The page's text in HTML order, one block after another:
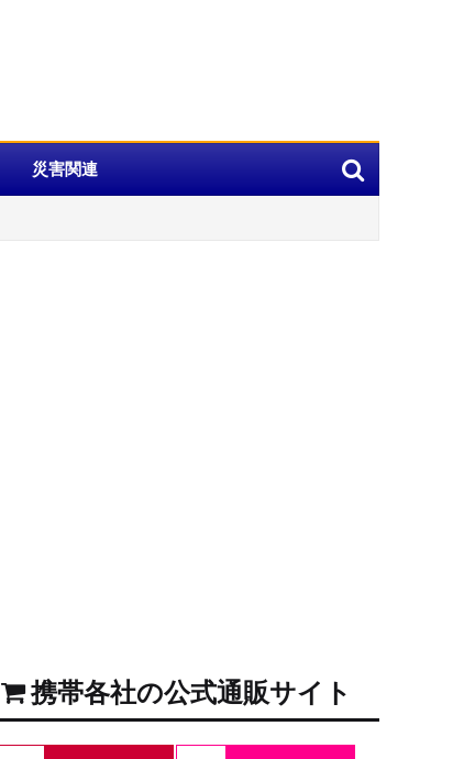
災害関連
携帯各社の公式通販サイト